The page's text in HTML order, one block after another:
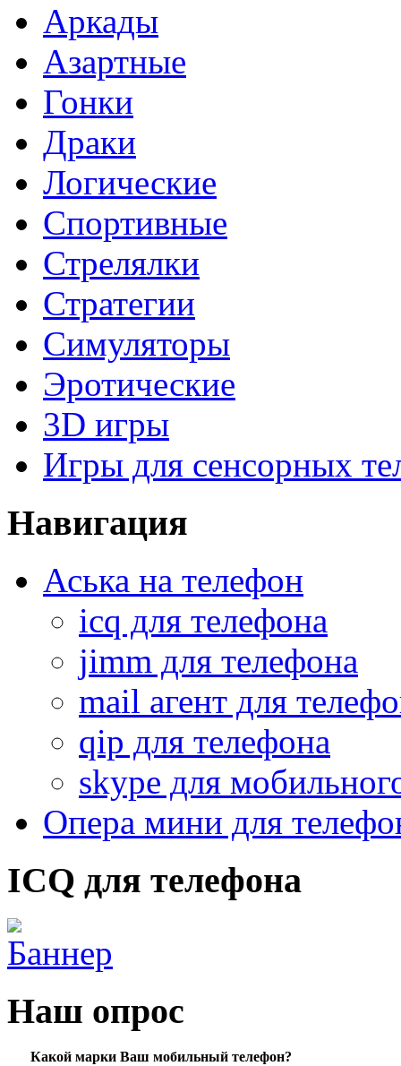
Аркады
Азартные
Гонки
Драки
Логические
Спортивные
Стрелялки
Стратегии
Симуляторы
Эротические
3D игры
Игры для сенсорных
Навигация
Аська на телефон
icq для телефона
jimm для телефона
mail агент для
qip для телефона
skype для
Опера мини для
ICQ для телефона
Наш опрос
Какой марки Ваш мобильный телефон?